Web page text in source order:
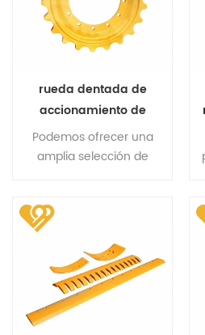
rueda dentada de
accionamiento de
excavadora repuestos
para tren de rodaje
Podemos ofrecer una
amplia selección de